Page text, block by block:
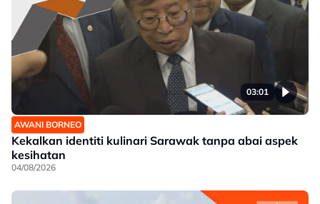
03:01
AWANI BORNEO
Kekalkan identiti kulinari Sarawak tanpa abai aspek
kesihatan
04/08/2026